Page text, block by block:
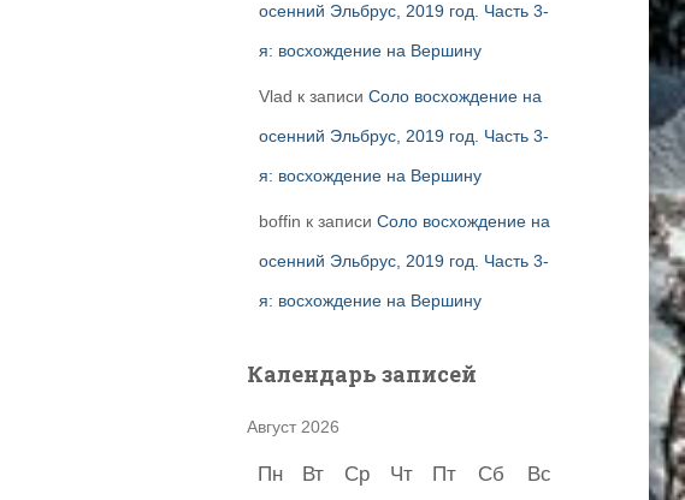
осенний Эльбрус, 2019 год. Часть 3-
я: восхождение на Вершину
Vlad к записи Соло восхождение на
осенний Эльбрус, 2019 год. Часть 3-
я: восхождение на Вершину
boffin к записи Соло восхождение на
осенний Эльбрус, 2019 год. Часть 3-
я: восхождение на Вершину
Календарь записей
Август 2026
Пн Вт Ср Чт Пт Сб Вс